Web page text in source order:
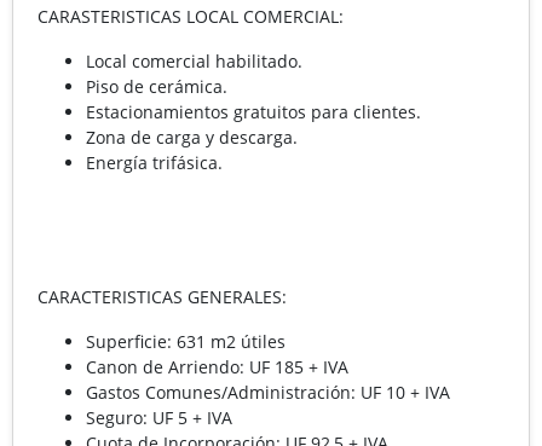
CARASTERISTICAS LOCAL COMERCIAL:
Local comercial habilitado.
Piso de cerámica.
Estacionamientos gratuitos para clientes.
Zona de carga y descarga.
Energía trifásica.
CARACTERISTICAS GENERALES:
Superficie: 631 m2 útiles
Canon de Arriendo: UF 185 + IVA
Gastos Comunes/Administración: UF 10 + IVA
Seguro: UF 5 + IVA